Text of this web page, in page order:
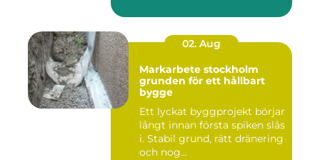
02. Aug
Markarbete stockholm
grunden för ett hållbart
bygge
Ett lyckat byggprojekt börjar
långt innan första spiken slås
i. Stabil grund, rätt dränering
och nog...